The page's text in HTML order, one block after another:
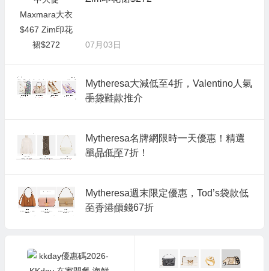
07月03日
Mytheresa大減低至4折，Valentino人氣
手袋鞋款推介
06月12日
Mytheresa名牌網限時一天優惠！精選
單品低至7折！
04月24日
Mytheresa週末限定優惠，Tod’s袋款低
至香港價錢67折
03月18日